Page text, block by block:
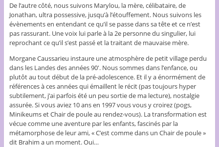
De l’autre côté, nous suivons Marylou, la mère, célibataire, de
Jonathan, ultra possessive, jusqu’à l’étouffement. Nous suivons les
évènements en entendant ce qu’il se passe dans sa tête et ce n’est
pas rassurant. Une voix lui parle à la 2e personne du singulier, lui
reprochant ce qu’il s’est passé et la traitant de mauvaise mère.
Morgane Caussarieu instaure une atmosphère de petit village perdu
dans les Landes des années 90′. Nous sommes dans l’enfance, ou
plutôt au tout début de la pré-adolescence. Et il y a énormément de
références à ces années qui émaillent le récit (pas toujours hyper
subtilement, j’ai parfois été un peu sortie de ma lecture), nostalgie
assurée. Si vous aviez 10 ans en 1997 vous vous y croirez (pogs,
Minikeums et Chair de poule au rendez-vous). La transformation est
vécue comme une aventure par les enfants, fascinés par la
métamorphose de leur ami, « C’est comme dans un Chair de poule »
dit Brahim a un moment. Oui…